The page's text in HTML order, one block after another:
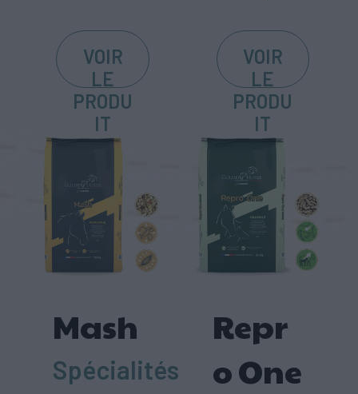
VOIR
LE
PRODU
IT
VOIR
LE
PRODU
IT
Mash
Spécialités
Repr
o One